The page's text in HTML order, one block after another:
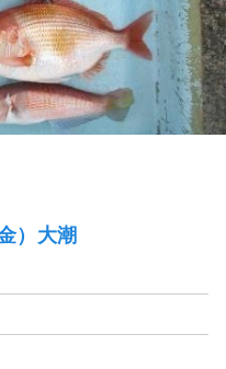
）大潮